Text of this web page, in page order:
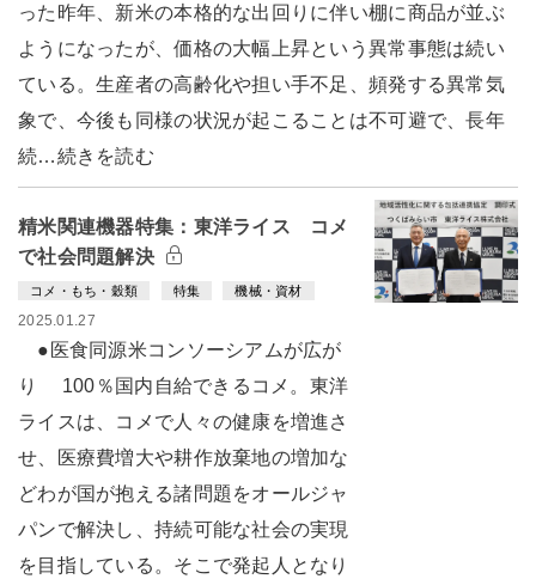
った昨年、新米の本格的な出回りに伴い棚に商品が並ぶ
ようになったが、価格の大幅上昇という異常事態は続い
ている。生産者の高齢化や担い手不足、頻発する異常気
象で、今後も同様の状況が起こることは不可避で、長年
続…続きを読む
精米関連機器特集：東洋ライス コメ
で社会問題解決
コメ・もち・穀類 特集 機械・資材
2025.01.27
●医食同源米コンソーシアムが広が
り 100％国内自給できるコメ。東洋
ライスは、コメで人々の健康を増進さ
せ、医療費増大や耕作放棄地の増加な
どわが国が抱える諸問題をオールジャ
パンで解決し、持続可能な社会の実現
を目指している。そこで発起人となり